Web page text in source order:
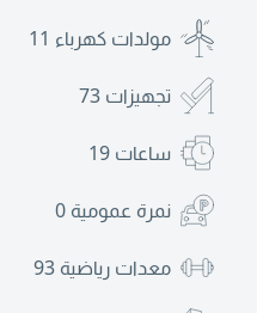
مولدات كهرباء 11
تجهيزات 73
ساعات 19
نمرة عمومية 0
معدات رياضية 93